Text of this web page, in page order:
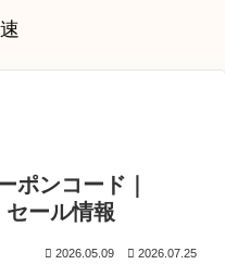
ポンコード｜
ール情報
2026.05.09 2026.07.25